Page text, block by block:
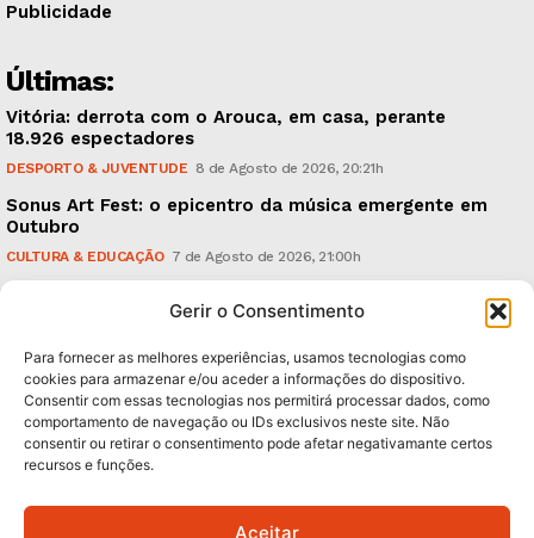
Gerir o Consentimento
Para fornecer as melhores experiências, usamos tecnologias como
cookies para armazenar e/ou aceder a informações do dispositivo.
Consentir com essas tecnologias nos permitirá processar dados, como
comportamento de navegação ou IDs exclusivos neste site. Não
consentir ou retirar o consentimento pode afetar negativamante certos
recursos e funções.
Aceitar
Publicidade
Últimas:
Vitória: derrota com o Arouca, em casa, perante
18.926 espectadores
DESPORTO & JUVENTUDE 8 de Agosto de 2026, 20:21h
Sonus Art Fest: o epicentro da música emergente em
Outubro
CULTURA & EDUCAÇÃO 7 de Agosto de 2026, 21:00h
Subscreva Newsletter: